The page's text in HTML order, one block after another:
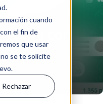
cuando
el fin de
que usar
se te solicite
Rechazar
una
con